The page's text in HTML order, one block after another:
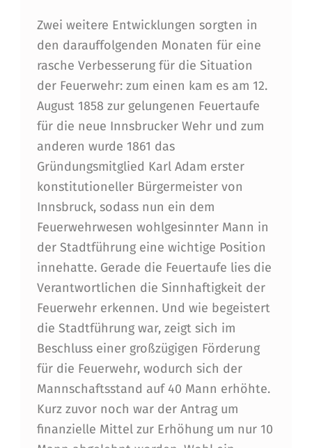
Zwei weitere Entwicklungen sorgten in
den darauffolgenden Monaten für eine
rasche Verbesserung für die Situation
der Feuerwehr: zum einen kam es am 12.
August 1858 zur gelungenen Feuertaufe
für die neue Innsbrucker Wehr und zum
anderen wurde 1861 das
Gründungsmitglied Karl Adam erster
konstitutioneller Bürgermeister von
Innsbruck, sodass nun ein dem
Feuerwehrwesen wohlgesinnter Mann in
der Stadtführung eine wichtige Position
innehatte. Gerade die Feuertaufe lies die
Verantwortlichen die Sinnhaftigkeit der
Feuerwehr erkennen. Und wie begeistert
die Stadtführung war, zeigt sich im
Beschluss einer großzügigen Förderung
für die Feuerwehr, wodurch sich der
Mannschaftsstand auf 40 Mann erhöhte.
Kurz zuvor noch war der Antrag um
finanzielle Mittel zur Erhöhung um nur 10